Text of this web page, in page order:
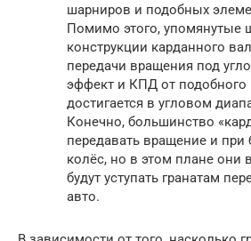
шарниров и подобных
Помимо этого, упомянутые
конструкции карданного
передачи вращения под
эффект и КПД от подобного
достигается в угловом
Конечно, большинство
передавать вращение и
колёс, но в этом плане они
будут уступать гранатам
авто.